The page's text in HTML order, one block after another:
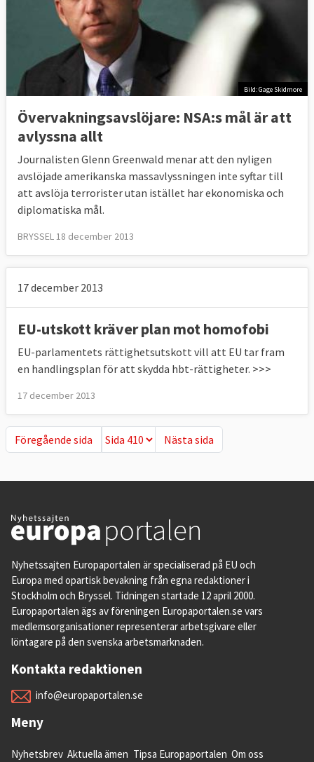
Bild: Gage Skidmore
Övervakningsavslöjare: NSA:s mål är att
avlyssna allt
Journalisten Glenn Greenwald menar att den nyligen
avslöjade amerikanska massavlyssningen inte syftar till
att avslöja terrorister utan istället har ekonomiska och
diplomatiska mål.
BRYSSEL 18 december 2013
17 december 2013
EU-utskott kräver plan mot homofobi
EU-parlamentets rättighetsutskott vill att EU tar fram
en handlingsplan för att skydda hbt-rättigheter. >>>
17 december 2013
Föregående sida
Föregående sida Nästa sida
Nästa sida
Nyhetssajten Europaportalen är specialiserad på EU och
Europa med opartisk bevakning från egna redaktioner i
Stockholm och Bryssel. Tidningen startade 12 april 2000.
Europaportalen ägs av föreningen Europaportalen.se vars
medlemsorganisationer representerar arbetsgivare eller
löntagare på den svenska arbetsmarknaden.
Kontakta redaktionen
info@europaportalen.se
Meny
Nyhetsbrev Aktuella ämen Tipsa Europaportalen Om oss